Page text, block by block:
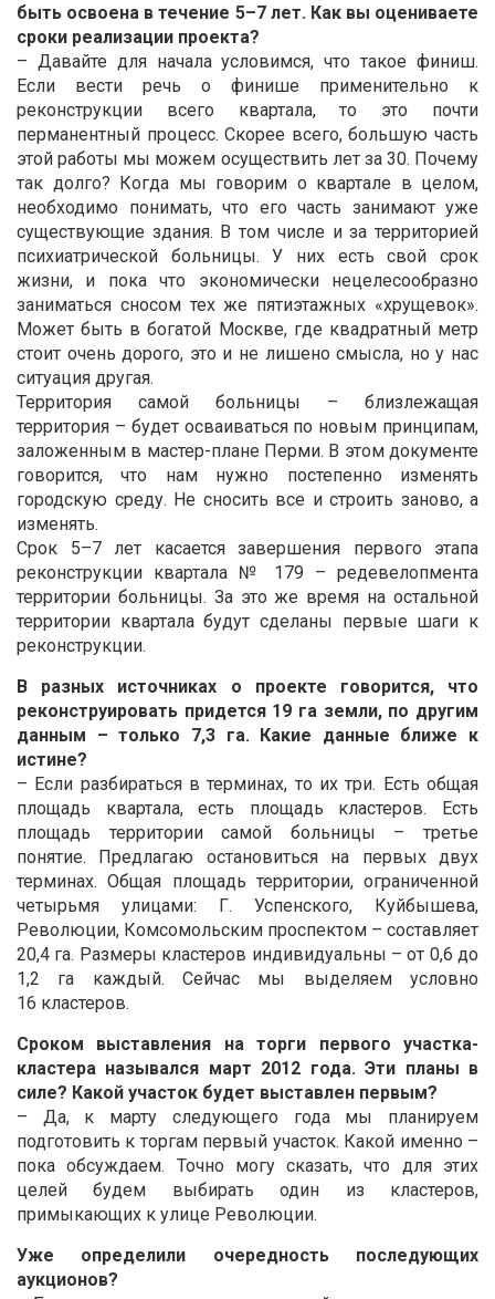
быть освоена в течение 5–7 лет. Как вы оцениваете
сроки реализации проекта?
– Давайте для начала условимся, что такое финиш.
Если вести речь о финише применительно к
реконструкции всего квартала, то это почти
перманентный процесс. Скорее всего, большую часть
этой работы мы можем осуществить лет за 30. Почему
так долго? Когда мы говорим о квартале в целом,
необходимо понимать, что его часть занимают уже
существующие здания. В том числе и за территорией
психиатрической больницы. У них есть свой срок
жизни, и пока что экономически нецелесообразно
заниматься сносом тех же пятиэтажных «хрущевок».
Может быть в богатой Москве, где квадратный метр
стоит очень дорого, это и не лишено смысла, но у нас
ситуация другая.
Территория самой больницы – близлежащая
территория – будет осваиваться по новым принципам,
заложенным в мастер-плане Перми. В этом документе
говорится, что нам нужно постепенно изменять
городскую среду. Не сносить все и строить заново, а
изменять.
Срок 5–7 лет касается завершения первого этапа
реконструкции квартала № 179 – редевелопмента
территории больницы. За это же время на остальной
территории квартала будут сделаны первые шаги к
реконструкции.
В разных источниках о проекте говорится, что
реконструировать придется 19 га земли, по другим
данным – только 7,3 га. Какие данные ближе к
истине?
– Если разбираться в терминах, то их три. Есть общая
площадь квартала, есть площадь кластеров. Есть
площадь территории самой больницы – третье
понятие. Предлагаю остановиться на первых двух
терминах. Общая площадь территории, ограниченной
четырьмя улицами: Г. Успенского, Куйбышева,
Революции, Комсомольским проспектом – составляет
20,4 га. Размеры кластеров индивидуальны – от 0,6 до
1,2 га каждый. Сейчас мы выделяем условно
16 кластеров.
Сроком выставления на торги первого участка-
кластера назывался март 2012 года. Эти планы в
силе? Какой участок будет выставлен первым?
– Да, к марту следующего года мы планируем
подготовить к торгам первый участок. Какой именно –
пока обсуждаем. Точно могу сказать, что для этих
целей будем выбирать один из кластеров,
примыкающих к улице Революции.
Уже определили очередность последующих
аукционов?